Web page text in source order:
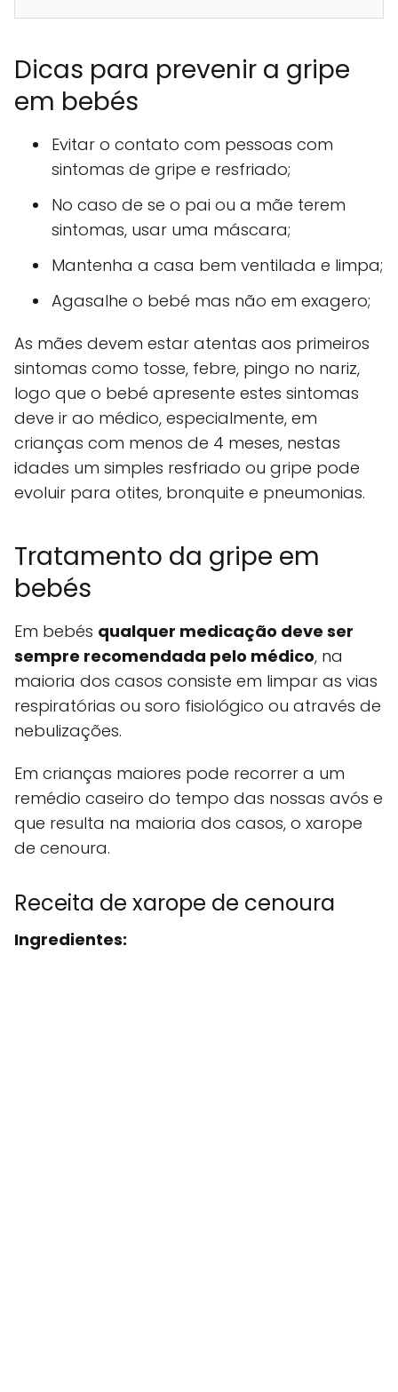
Dicas para prevenir a gripe
em bebés
Evitar o contato com pessoas com
sintomas de gripe e resfriado;
No caso de se o pai ou a mãe terem
sintomas, usar uma máscara;
Mantenha a casa bem ventilada e limpa;
Agasalhe o bebé mas não em exagero;
As mães devem estar atentas aos primeiros
sintomas como tosse, febre, pingo no nariz,
logo que o bebé apresente estes sintomas
deve ir ao médico, especialmente, em
crianças com menos de 4 meses, nestas
idades um simples resfriado ou gripe pode
evoluir para otites, bronquite e pneumonias.
Tratamento da gripe em
bebés
Em bebés qualquer medicação deve ser
sempre recomendada pelo médico, na
maioria dos casos consiste em limpar as vias
respiratórias ou soro fisiológico ou através de
nebulizações.
Em crianças maiores pode recorrer a um
remédio caseiro do tempo das nossas avós e
que resulta na maioria dos casos, o xarope
de cenoura.
Receita de xarope de cenoura
Ingredientes: